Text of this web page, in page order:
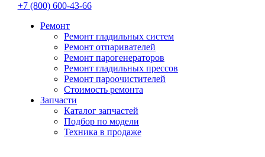
+7 (800) 600-43-66
Ремонт
Ремонт гладильных систем
Ремонт отпаривателей
Ремонт парогенераторов
Ремонт гладильных прессов
Ремонт пароочистителей
Стоимость ремонта
Запчасти
Каталог запчастей
Подбор по модели
Техника в продаже